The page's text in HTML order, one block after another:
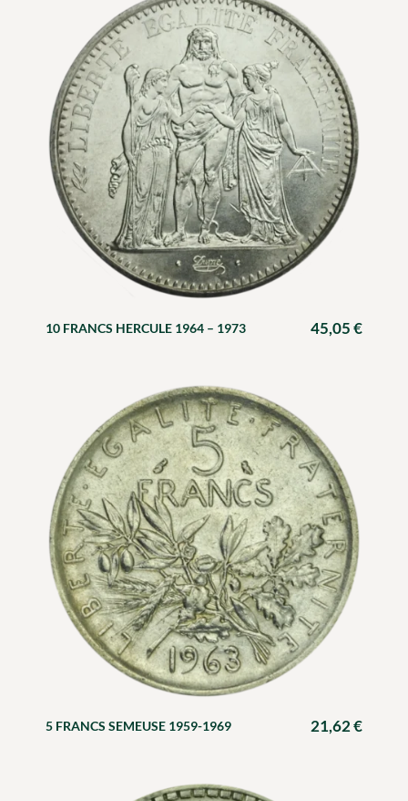
10 FRANCS HERCULE 1964 – 1973 45,05€
5 FRANCS SEMEUSE 1959-1969 21,62€